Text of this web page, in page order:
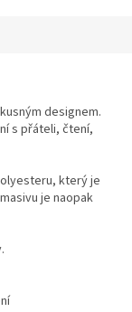
designem.
s přáteli, čtení,
který je
je naopak